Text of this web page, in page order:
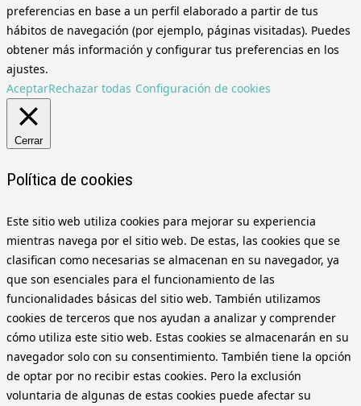
preferencias en base a un perfil elaborado a partir de tus
hábitos de navegación (por ejemplo, páginas visitadas). Puedes
obtener más información y configurar tus preferencias en los
ajustes.
AceptarRechazar todas Configuración de cookies
Cerrar
Política de cookies
Este sitio web utiliza cookies para mejorar su experiencia
mientras navega por el sitio web. De estas, las cookies que se
clasifican como necesarias se almacenan en su navegador, ya
que son esenciales para el funcionamiento de las
funcionalidades básicas del sitio web. También utilizamos
cookies de terceros que nos ayudan a analizar y comprender
cómo utiliza este sitio web. Estas cookies se almacenarán en su
navegador solo con su consentimiento. También tiene la opción
de optar por no recibir estas cookies. Pero la exclusión
voluntaria de algunas de estas cookies puede afectar su